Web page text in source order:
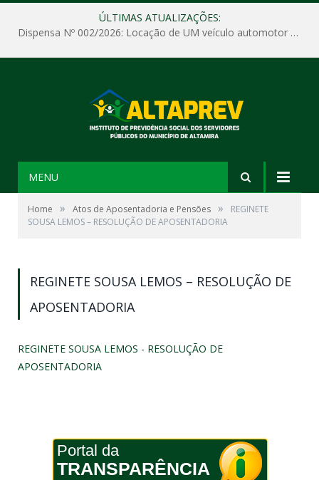
ÚLTIMAS ATUALIZAÇÕES:
Dispensa Nº 002/2026: Locação de UM veículo automotor sem motorista, tipo passeio, com seguro total e quilometragem livre, para atender as demandas operacionais e administrativas do Instituto de Previdência Social dos Servidores Públicos do Município de Altamira – PA – ALTAPREV.
MENU
Home » Atos de Aposentadoria e Pensões »
REGINETE
SOUSA LEMOS – RESOLUÇÃO DE APOSENTADORIA
REGINETE SOUSA LEMOS – RESOLUÇÃO DE
APOSENTADORIA
REGINETE SOUSA LEMOS - RESOLUÇÃO DE
APOSENTADORIA
Portal da
TRANSPARÊNCIA